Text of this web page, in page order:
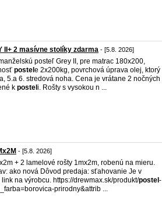
II+ 2 masívne stolíky zdarma - [5.8. 2026]
posteľ Grey II, pre matrac 180x200,
postel e 2x200kg, povrchová úprava olej, ktorý
5.a 6. stredová noha. Cena je vrátane 2 nočných
k postel i. Rošty s vysokou n ...
- [5.8. 2026]
+ 2 lamelové rošty 1mx2m, robenú na mieru.
ako nová Dôvod predaja: sťahovanie Je v
na výrobcu. https://drewmax.sk/produkt/postel -
prirodny&attrib ...